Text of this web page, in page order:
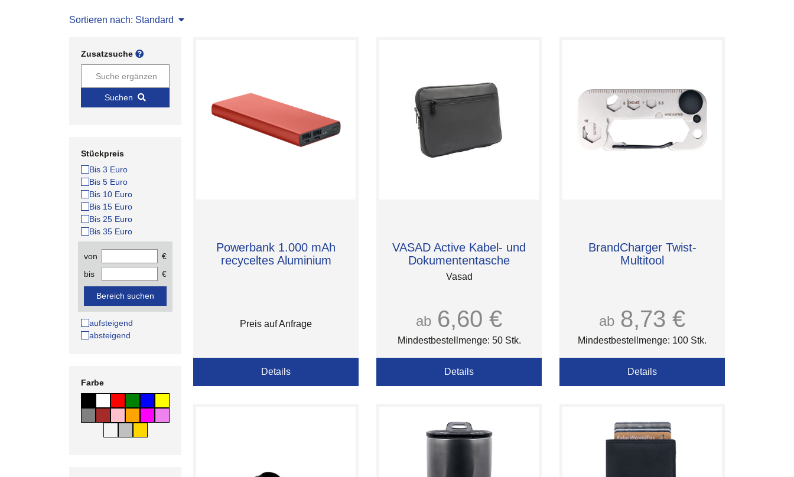
Sortieren nach: Standard
Zusatzsuche
Suchen
Stückpreis
Bis 3 Euro
Bis 5 Euro
Bis 10 Euro
Bis 15 Euro
Bis 25 Euro
Bis 35 Euro
von
€
bis
€
Bereich suchen
aufsteigend
absteigend
Farbe
Powerbank 1.000 mAh
recyceltes Aluminium
Preis auf Anfrage
Details
VASAD Active Kabel- und
Dokumententasche
Vasad
ab 6,60 €
Mindestbestellmenge: 50 Stk.
Details
BrandCharger Twist-
Multitool
ab 8,73 €
Mindestbestellmenge: 100 Stk.
Details